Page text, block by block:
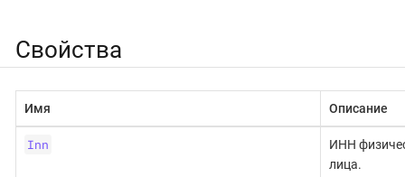
Свойства
Имя Описание
Inn
ИНН
лица.